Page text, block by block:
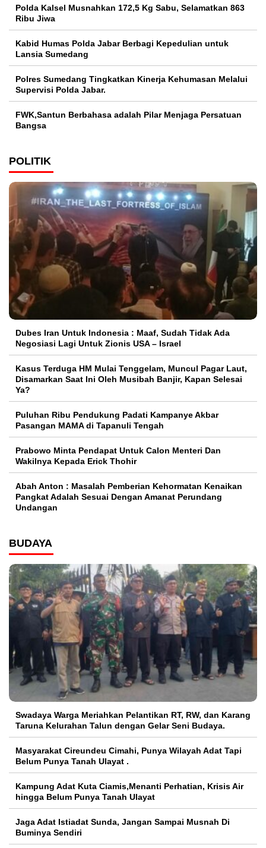
Polda Kalsel Musnahkan 172,5 Kg Sabu, Selamatkan 863
Ribu Jiwa
Kabid Humas Polda Jabar Berbagi Kepedulian untuk
Lansia Sumedang
Polres Sumedang Tingkatkan Kinerja Kehumasan Melalui
Supervisi Polda Jabar.
FWK,Santun Berbahasa adalah Pilar Menjaga Persatuan
Bangsa
POLITIK
Dubes Iran Untuk Indonesia : Maaf, Sudah Tidak Ada
Negosiasi Lagi Untuk Zionis USA – Israel
Kasus Terduga HM Mulai Tenggelam, Muncul Pagar Laut,
Disamarkan Saat Ini Oleh Musibah Banjir, Kapan Selesai
Ya?
Puluhan Ribu Pendukung Padati Kampanye Akbar
Pasangan MAMA di Tapanuli Tengah
Prabowo Minta Pendapat Untuk Calon Menteri Dan
Wakilnya Kepada Erick Thohir
Abah Anton : Masalah Pemberian Kehormatan Kenaikan
Pangkat Adalah Sesuai Dengan Amanat Perundang
Undangan
BUDAYA
Swadaya Warga Meriahkan Pelantikan RT, RW, dan Karang
Taruna Kelurahan Talun dengan Gelar Seni Budaya.
Masyarakat Cireundeu Cimahi, Punya Wilayah Adat Tapi
Belum Punya Tanah Ulayat .
Kampung Adat Kuta Ciamis,Menanti Perhatian, Krisis Air
hingga Belum Punya Tanah Ulayat
Jaga Adat Istiadat Sunda, Jangan Sampai Musnah Di
Buminya Sendiri